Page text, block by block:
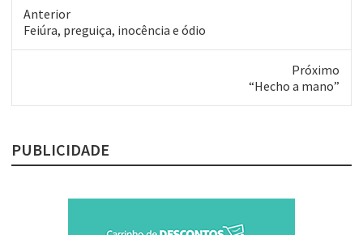
Anterior
Post
Feiúra, preguiça, inocência e ódio
Próximo
“Hecho a mano”
PUBLICIDADE